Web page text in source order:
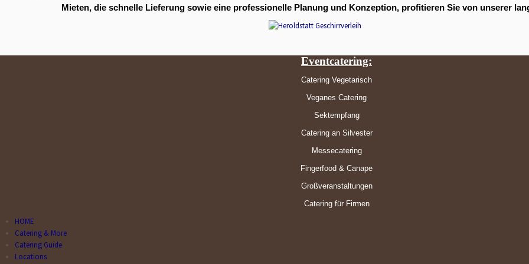
Mieten, die schnelle Lieferung sowie eine professionelle Planung und Konzeption, profitieren Sie von unserer
Eventcatering:
Catering Vegetarisch
Veganes Catering
Sektempfang
Catering an Silvester
Messecatering
Fingerfood & Canape
Großveranstaltungen
Catering für Firmen
HOME
Catering & More
Catering Guide
Locations